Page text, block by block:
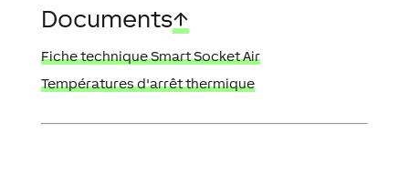
Documents↑
Fiche technique Smart Socket Air
Températures d'arrêt thermique